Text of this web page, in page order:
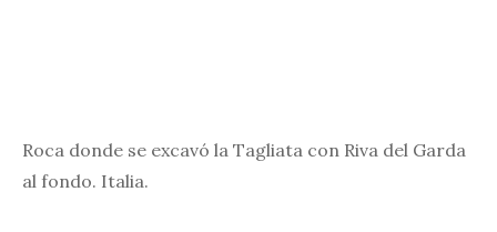
Roca donde se excavó la Tagliata con Riva del Garda
al fondo. Italia.